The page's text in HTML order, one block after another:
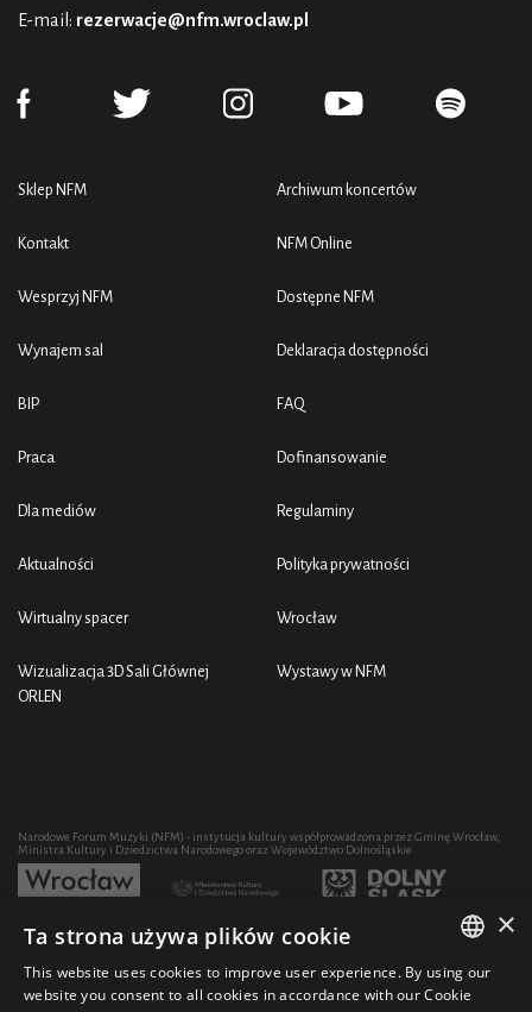
E-mail: rezerwacje@nfm.wroclaw.pl
Sklep NFM
Kontakt
Wesprzyj NFM
Wynajem sal
BIP
Praca
Dla mediów
Aktualności
Wirtualny spacer
Wizualizacja 3D Sali Głównej
ORLEN
Archiwum koncertów
NFM Online
Dostępne NFM
Deklaracja dostępności
FAQ
Dofinansowanie
Regulaminy
Polityka prywatności
Wrocław
Wystawy w NFM
Narodowe Forum Muzyki (NFM) - instytucja kultury współprowadzona przez Gminę Wrocław,
Ministra Kultury i Dziedzictwa Narodowego oraz Województwo Dolnośląskie
Rozwój działalności artystycznej i edukacyjnej NFM poprzez zakup sprzętu współfinansowany
POLISH
×
Ta strona używa plików cookie
This website uses cookies to improve user experience. By using our
website you consent to all cookies in accordance with our Cookie